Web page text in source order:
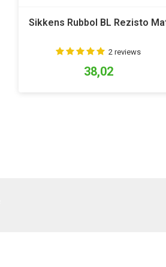
Sikkens Rubbol BL Rezisto
2 reviews
38,02